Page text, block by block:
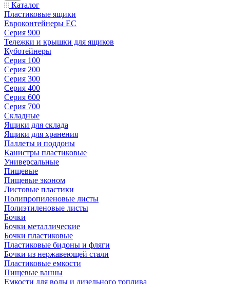
Каталог
Пластиковые ящики
Евроконтейнеры ЕС
Серия 900
Тележки и крышки для ящиков
Куботейнеры
Серия 100
Серия 200
Серия 300
Серия 400
Серия 600
Серия 700
Складные
Ящики для склада
Ящики для хранения
Паллеты и поддоны
Канистры пластиковые
Универсальные
Пищевые
Пищевые эконом
Листовые пластики
Полипропиленовые листы
Полиэтиленовые листы
Бочки
Бочки металлические
Бочки пластиковые
Пластиковые бидоны и фляги
Бочки из нержавеющей стали
Пластиковые емкости
Пищевые ванны
Емкости для воды и дизельного топлива